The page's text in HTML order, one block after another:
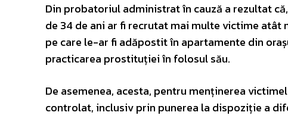
Din probatoriul administrat în cauză a rezultat
de 34 de ani ar fi recrutat mai multe victime atât
pe care le-ar fi adăpostit în apartamente din
practicarea prostituției în folosul său.
De asemenea, acesta, pentru menținerea
controlat, inclusiv prin punerea la dispoziție a